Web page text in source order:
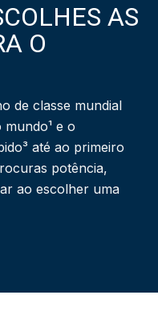
AS
O
de classe mundial
e o
até ao primeiro
potência,
ao escolher uma